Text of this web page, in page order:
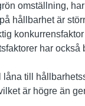
omställning,
hållbarhet är
har också
till
är högre än